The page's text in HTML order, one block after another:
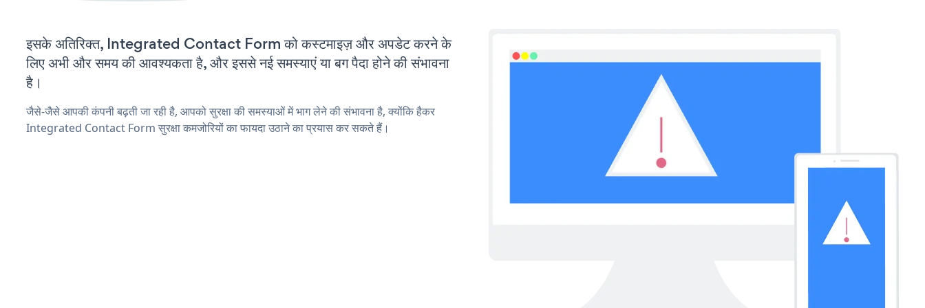
इसके अतिरिक्त, Integrated Contact Form को कस्टमाइज़ और अपडेट करने के
लिए अभी और समय की आवश्यकता है, और इससे नई समस्याएं या बग पैदा होने की संभावना
है।
जैसे-जैसे आपकी कंपनी बढ़ती जा रही है, आपको सुरक्षा की समस्याओं में भाग लेने की संभावना है, क्योंकि हैकर
Integrated Contact Form सुरक्षा कमजोरियों का फायदा उठाने का प्रयास कर सकते हैं।